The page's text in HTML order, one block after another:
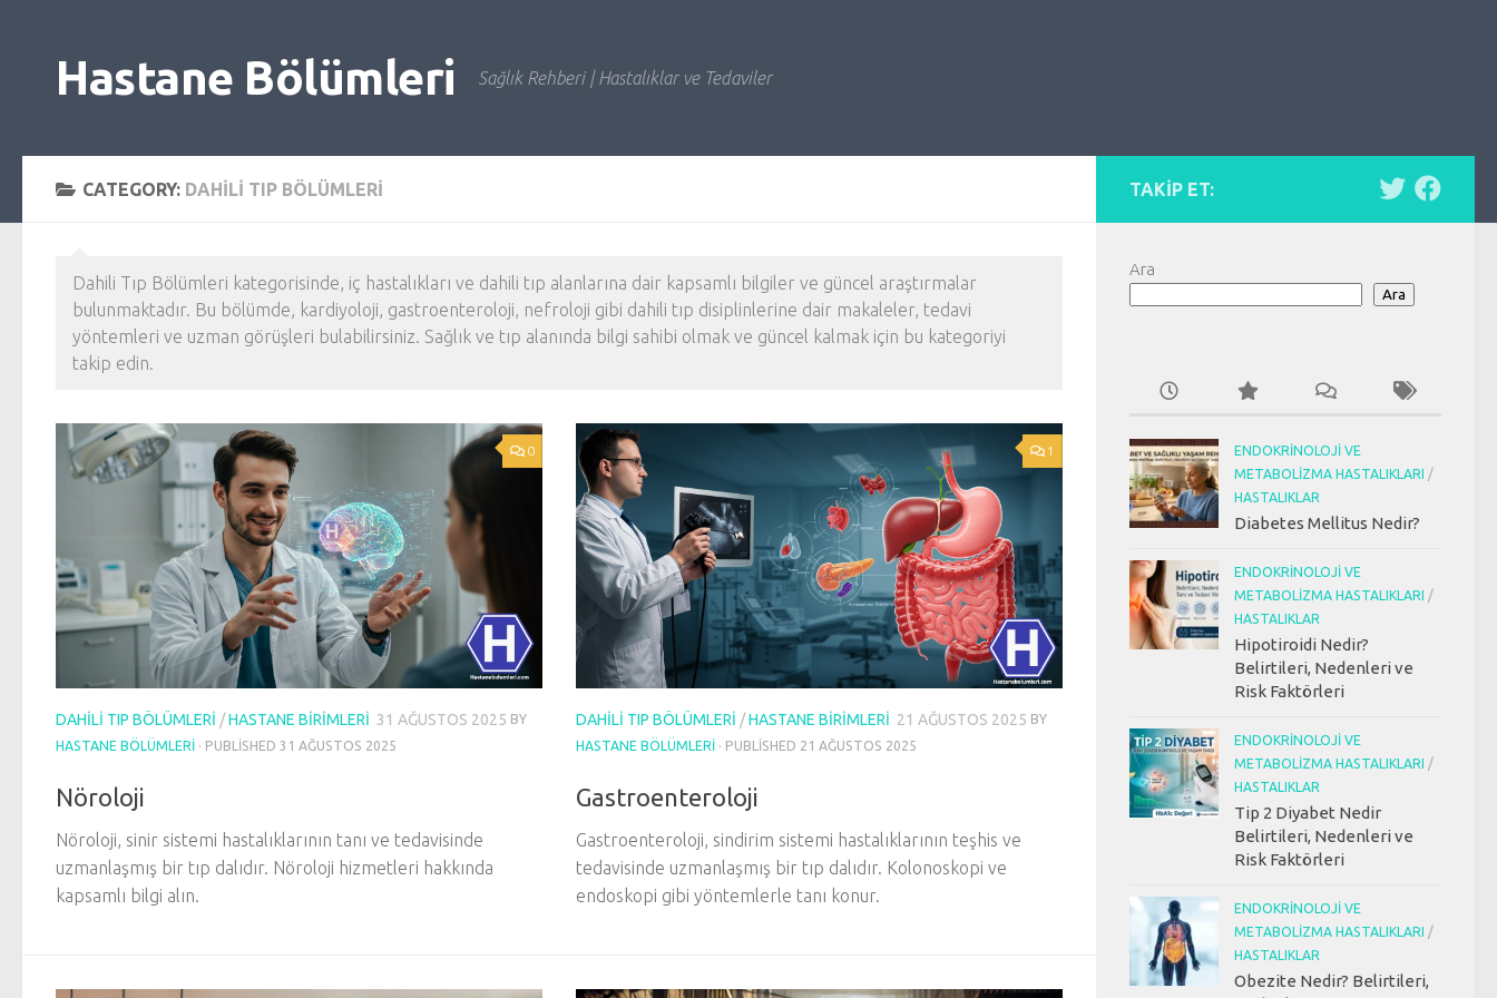
Hastane Bölümleri Sağlık Rehberi | Hastalıklar ve Tedaviler
CATEGORY: DAHILI TIP BÖLÜMLERI
Dahili Tıp Bölümleri kategorisinde, iç hastalıkları ve dahili tıp alanlarına dair kapsamlı bilgiler ve güncel araştırmalar
bulunmaktadır. Bu bölümde, kardiyoloji, gastroenteroloji, nefroloji gibi dahili tıp disiplinlerine dair makaleler, tedavi
yöntemleri ve uzman görüşleri bulabilirsiniz. Sağlık ve tıp alanında bilgi sahibi olmak ve güncel kalmak için bu kategoriyi
takip edin.
0
DAHILI TIP BÖLÜMLERI /HASTANE BIRIMLERI 31 AĞUSTOS 2025 BY
HASTANE BÖLÜMLERI · PUBLISHED 31 AĞUSTOS 2025
Nöroloji
Nöroloji, sinir sistemi hastalıklarının tanı ve tedavisinde
uzmanlaşmış bir tıp dalıdır. Nöroloji hizmetleri hakkında
kapsamlı bilgi alın.
1
DAHILI TIP BÖLÜMLERI /HASTANE BIRIMLERI 21 AĞUSTOS 2025 BY
HASTANE BÖLÜMLERI · PUBLISHED 21 AĞUSTOS 2025
Gastroenteroloji
Gastroenteroloji, sindirim sistemi hastalıklarının teşhis ve
tedavisinde uzmanlaşmış bir tıp dalıdır. Kolonoskopi ve
endoskopi gibi yöntemlerle tanı konur.
TAKIP ET:
Ara
Ara
ENDOKRINOLOJI VE
METABOLIZMA HASTALIKLARI /
HASTALIKLAR
Diabetes Mellitus Nedir?
ENDOKRINOLOJI VE
METABOLIZMA HASTALIKLARI /
HASTALIKLAR
Hipotiroidi Nedir?
Belirtileri, Nedenleri ve
Risk Faktörleri
ENDOKRINOLOJI VE
METABOLIZMA HASTALIKLARI /
HASTALIKLAR
Tip 2 Diyabet Nedir
Belirtileri, Nedenleri ve
Risk Faktörleri
ENDOKRINOLOJI VE
METABOLIZMA HASTALIKLARI /
HASTALIKLAR
Obezite Nedir? Belirtileri,